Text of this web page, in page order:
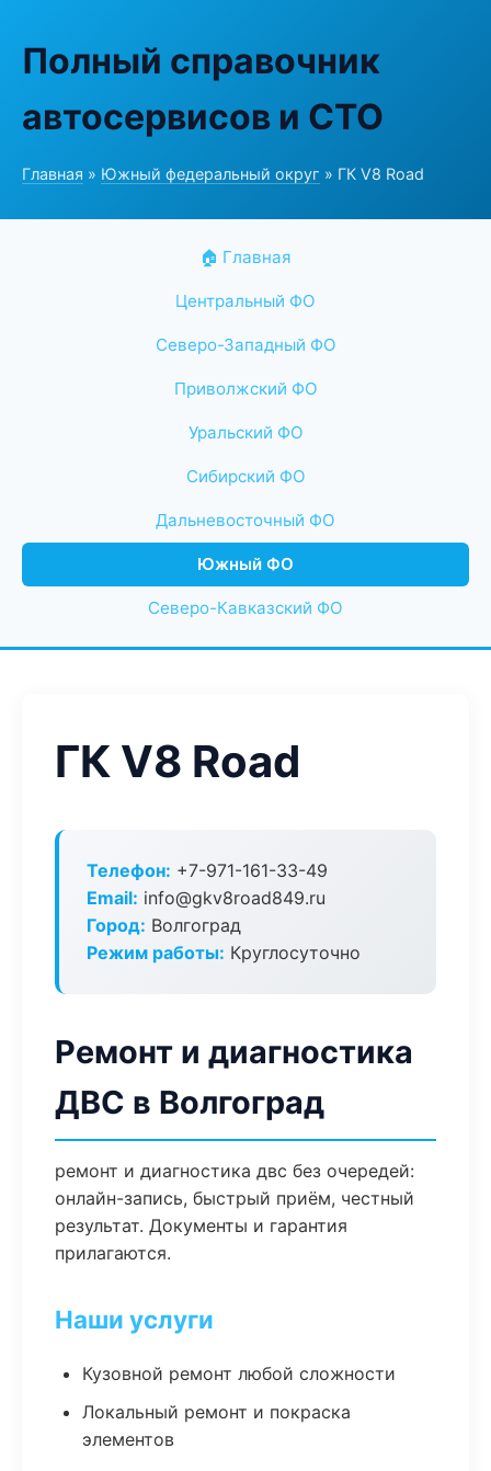
Полный справочник
автосервисов и СТО
Главная » Южный федеральный округ » ГК V8 Road
🏠 Главная
Центральный ФО
Северо-Западный ФО
Приволжский ФО
Уральский ФО
Сибирский ФО
Дальневосточный ФО
Южный ФО
Северо-Кавказский ФО
ГК V8 Road
Телефон: +7-971-161-33-49
Email: info@gkv8road849.ru
Город: Волгоград
Режим работы: Круглосуточно
Ремонт и диагностика
ДВС в Волгоград
ремонт и диагностика двс без очередей:
онлайн-запись, быстрый приём, честный
результат. Документы и гарантия
прилагаются.
Наши услуги
Кузовной ремонт любой сложности
Локальный ремонт и покраска
элементов